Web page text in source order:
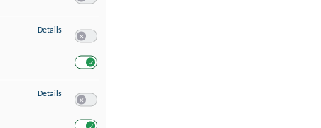
Details zu Analyse von Zielgruppen durch Statistiken oder Kombinationen von
Details zu Entwicklung und Verbesserung der Angebote